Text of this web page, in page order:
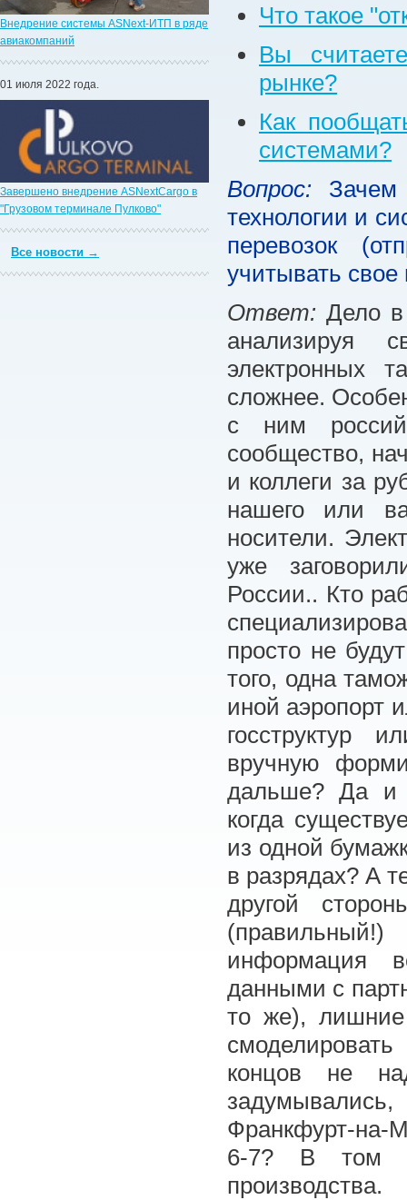
Что такое
Вы
рынке?
Как
системами?
Вопрос:
технологии и
перевозок
учитывать
Ответ: Дело в
анализируя
электронных
сложнее.
с ним
сообщество,
и коллеги за
нашего или
носители.
уже
России.. Кто
просто не
того, одна
иной аэропорт
госструктур
вручную
дальше? Да и
когда
из одной
в разрядах? А
другой
информация
данными с
то же),
концов не
Франкфурт-на-
6-7? В том
производства.
Внедрение системы ASNext-ИТП в ряде
авиакомпаний
01 июля 2022 года.
Завершено внедрение ASNextCargo в
"Грузовом терминале Пулково"
Все новости →